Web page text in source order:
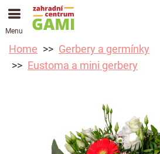
Menu
Home
Gerbery a germínky
Eustoma a mini gerbery